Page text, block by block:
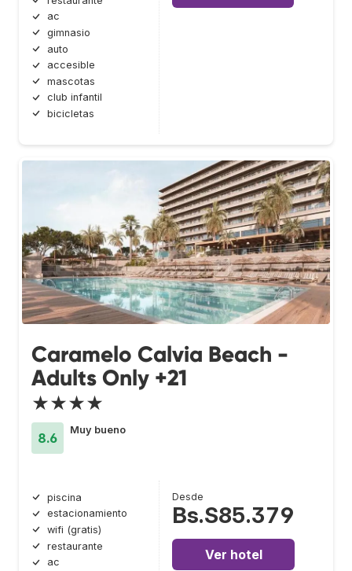
ac
gimnasio
auto
accesible
mascotas
club infantil
bicicletas
Caramelo Calvia Beach -
Adults Only +21
★★★★
8.6
Muy bueno
piscina
estacionamiento
wifi (gratis)
restaurante
ac
Desde
Bs.S85.379
Ver hotel